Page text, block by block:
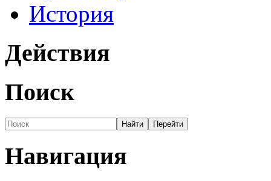
История
Действия
Поиск
Навигация